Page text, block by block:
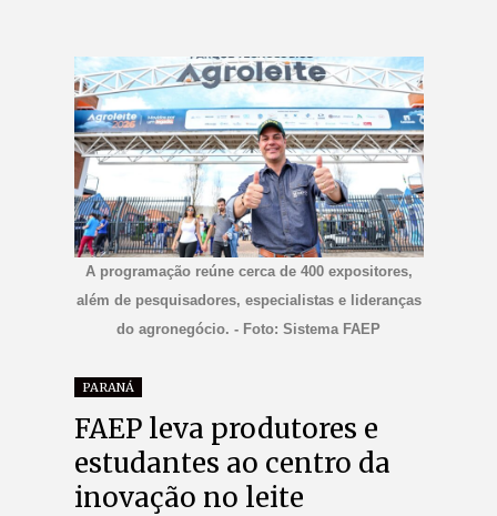
A programação reúne cerca de 400 expositores,
além de pesquisadores, especialistas e lideranças
do agronegócio. - Foto: Sistema FAEP
PARANÁ
FAEP leva produtores e
estudantes ao centro da
inovação no leite